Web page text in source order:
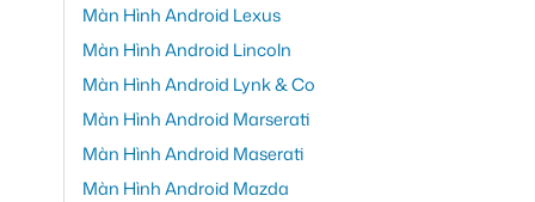
Màn Hình Android Lexus
Màn Hình Android Lincoln
Màn Hình Android Lynk & Co
Màn Hình Android Marserati
Màn Hình Android Maserati
Màn Hình Android Mazda